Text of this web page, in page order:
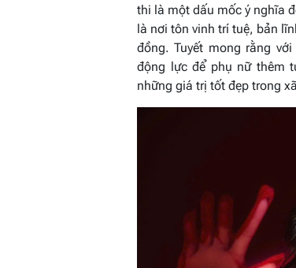
thi là một dấu mốc ý nghĩa
là nơi tôn vinh trí tuệ, bản
đồng. Tuyết mong rằng
động lực để phụ nữ thêm
những giá trị tốt đẹp trong